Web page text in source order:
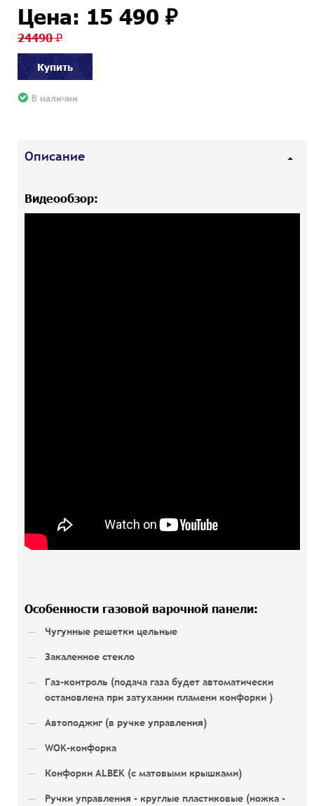
Цена: 15 490 ₽
24490 ₽
Купить
В наличии
Описание
Видеообзор:
Особенности газовой варочной панели:
Чугунные решетки цельные
Закаленное стекло
Газ-контроль (подача газа будет автоматически
остановлена при затухании пламени конфорки )
Автоподжиг (в ручке управления)
WOK-конфорка
Конфорки ALBEK (с матовыми крышками)
Ручки управления - круглые пластиковые (ножка -